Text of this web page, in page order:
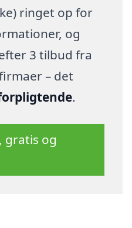
ringet op for
og
3 tilbud fra
– det
.
gratis og